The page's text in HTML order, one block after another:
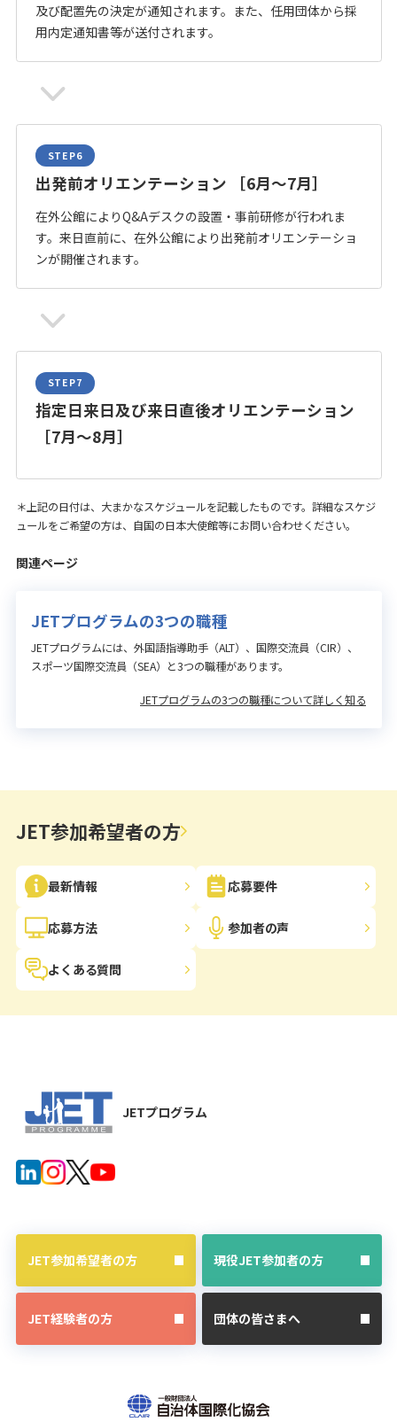
及び配置先の決定が通知されます。また、任用団体から採
用内定通知書等が送付されます。
出発前オリエンテーション ［6月～7月］
在外公館によりQ&Aデスクの設置・事前研修が行われま
す。来日直前に、在外公館により出発前オリエンテーショ
ンが開催されます。
指定日来日及び来日直後オリエンテーション
［7月～8月］
＊上記の日付は、大まかなスケジュールを記載したものです。詳細なスケジ
ュールをご希望の方は、自国の日本大使館等にお問い合わせください。
関連ページ
JETプログラムの3つの職種
JETプログラムには、外国語指導助手（ALT）、国際交流員（CIR）、
スポーツ国際交流員（SEA）と3つの職種があります。
JETプログラムの3つの職種について詳しく知る
JET参加希望者の方
最新情報 応募要件
応募方法 参加者の声
よくある質問
JETプログラム
JET参加希望者の方 現役JET参加者の方
JET経験者の方 団体の皆さまへ